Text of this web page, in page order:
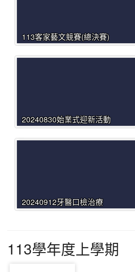
113客家藝文競賽(總決賽)
20240830始業式迎新活動
20240912牙醫口檢治療
113學年度上學期